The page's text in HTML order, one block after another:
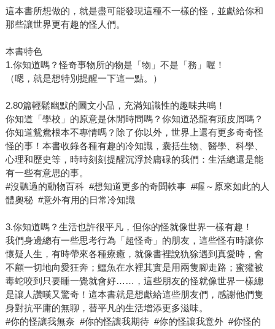
這本書所想做的，就是盡可能發現這種不一樣的怪，並獻給你和
那些讓世界更有趣的怪人們。
本書特色
1.你知道嗎？怪奇事物所的物是「物」不是「務」喔！
（嗯，就是想特別提醒一下這一點。）
2.80篇輕鬆幽默的圖文小品，充滿知識性的趣味共鳴！
你知道「學校」的原意是休閒時間嗎？你知道恐龍有頭皮屑嗎？
你知道鴛鴦根本不專情嗎？除了你以外，世界上還有更多奇奇怪
怪的事！本書收錄各種有趣的冷知識，囊括生物、醫學、科學、
心理和歷史等，時時刻刻提醒沉浮於庸碌的我們：生活總還是能
有一些有意思的事。
#沒聽過的動物百科 #想知道更多的奇聞軼事 #喔～原來如此的人
體奧秘 #意外有用的日常冷知識
3.你知道嗎？生活也許很平凡，但你的怪就像世界一樣有趣！
我們身邊總有一些思考行為「超怪奇」的朋友，這些怪有時讓你
懷疑人生，有時帶來各種療癒，就像書裡說犰狳遇到真愛時，會
不顧一切地向愛狂奔；鱷魚在水裡其實是用兩隻腳走路；蜜獾被
毒蛇咬到只要睡一覺就會好……，這些朋友的怪就像世界一樣總
是讓人讚嘆又驚奇！這本書就是想獻給這些朋友們，感謝他們隻
身對抗平庸的無聊，替平凡的生活增添更多滋味。
#你的怪讓我無奈 #你的怪讓我期待 #你的怪讓我意外 #你怪的